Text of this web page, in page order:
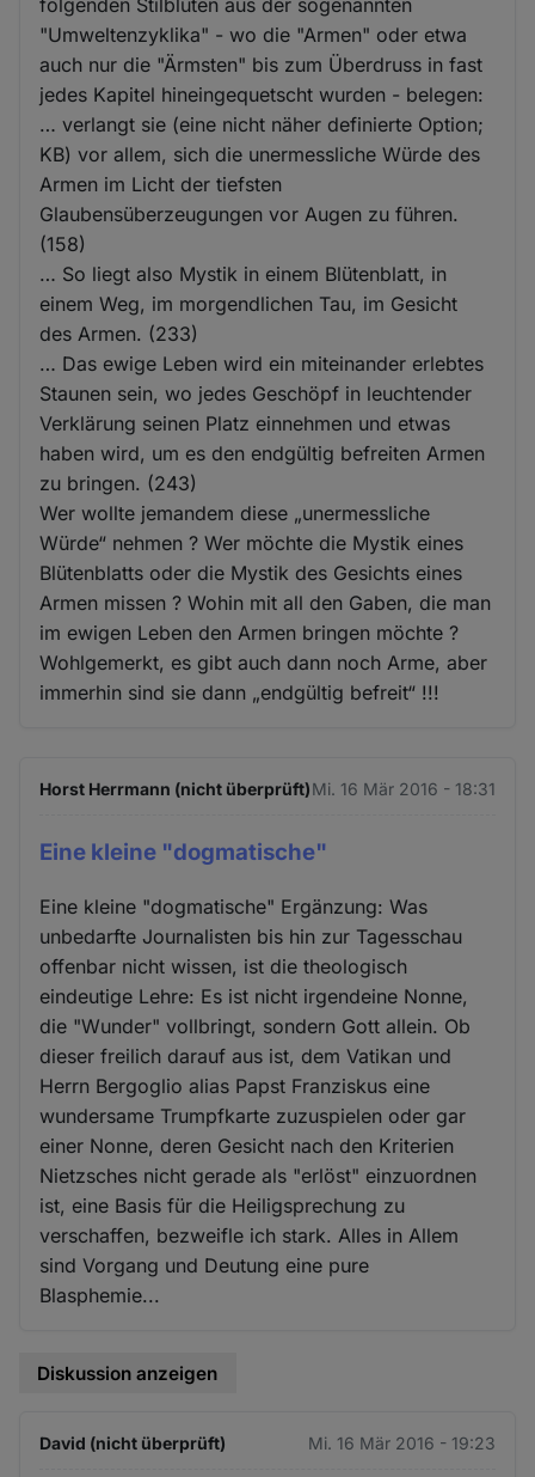
"Umweltenzyklika" - wo die "Armen" oder etwa
auch nur die "Ärmsten" bis zum Überdruss in fast
jedes Kapitel hineingequetscht wurden - belegen:
… verlangt sie (eine nicht näher definierte Option;
KB) vor allem, sich die unermessliche Würde des
Armen im Licht der tiefsten
Glaubensüberzeugungen vor Augen zu führen.
(158)
… So liegt also Mystik in einem Blütenblatt, in
einem Weg, im morgendlichen Tau, im Gesicht
des Armen. (233)
… Das ewige Leben wird ein miteinander erlebtes
Staunen sein, wo jedes Geschöpf in leuchtender
Verklärung seinen Platz einnehmen und etwas
haben wird, um es den endgültig befreiten Armen
zu bringen. (243)
Wer wollte jemandem diese „unermessliche
Würde“ nehmen ? Wer möchte die Mystik eines
Blütenblatts oder die Mystik des Gesichts eines
Armen missen ? Wohin mit all den Gaben, die man
im ewigen Leben den Armen bringen möchte ?
Wohlgemerkt, es gibt auch dann noch Arme, aber
immerhin sind sie dann „endgültig befreit“ !!!
Horst Herrmann (nicht überprüft)Mi. 16 Mär 2016 - 18:31
Eine kleine "dogmatische"
Eine kleine "dogmatische" Ergänzung: Was
unbedarfte Journalisten bis hin zur Tagesschau
offenbar nicht wissen, ist die theologisch
eindeutige Lehre: Es ist nicht irgendeine Nonne,
die "Wunder" vollbringt, sondern Gott allein. Ob
dieser freilich darauf aus ist, dem Vatikan und
Herrn Bergoglio alias Papst Franziskus eine
wundersame Trumpfkarte zuzuspielen oder gar
einer Nonne, deren Gesicht nach den Kriterien
Nietzsches nicht gerade als "erlöst" einzuordnen
ist, eine Basis für die Heiligsprechung zu
verschaffen, bezweifle ich stark. Alles in Allem
sind Vorgang und Deutung eine pure
Blasphemie...
Diskussion anzeigen
David (nicht überprüft) Mi. 16 Mär 2016 - 19:23
Cookies